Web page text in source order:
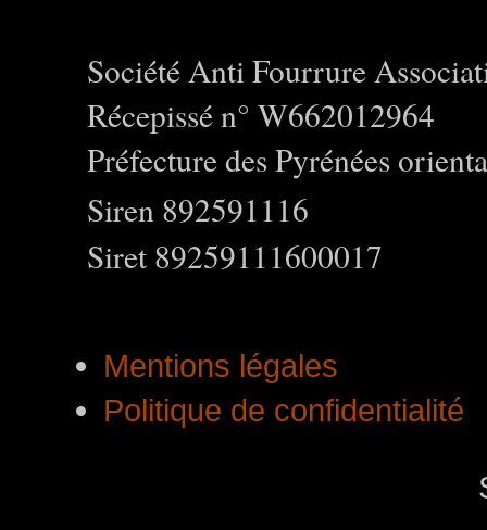
Société Anti Fourrure
Récepissé n° W662012964
Préfecture des Pyrénées
Siren 892591116
Siret 89259111600017
Mentions légales
Politique de confidentialité